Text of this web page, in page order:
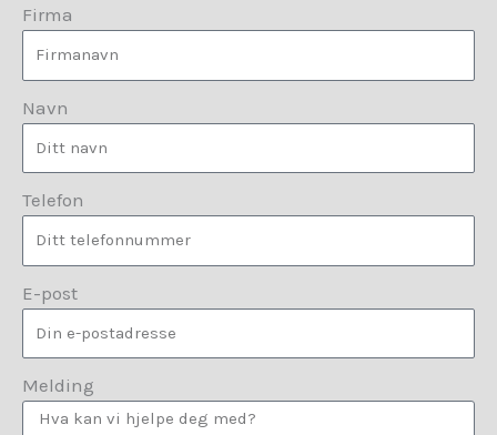
Firma
Navn
Telefon
E-post
Melding